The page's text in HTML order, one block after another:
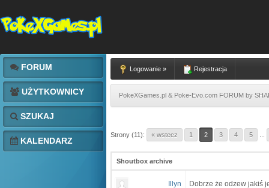
FORUM
UŻYTKOWNICY
SZUKAJ
KALENDARZ
Logowanie » Rejestracja
PokeXGames.pl & Poke-Evo.com FORUM by
Strony (11): « wstecz 1 2 3 4 5
Shoutbox archive
Illyn Dobrze że odzew jakiś